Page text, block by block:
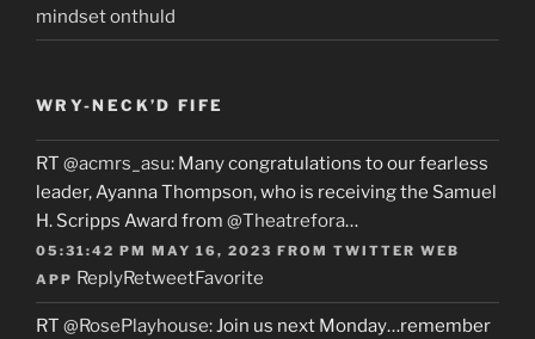
mindset onthuld
WRY-NECK’D FIFE
RT @acmrs_asu: Many congratulations to our fearless
leader, Ayanna Thompson, who is receiving the Samuel
H. Scripps Award from @Theatrefora…
05:31:42 PM MAY 16, 2023 FROM TWITTER WEB
APP ReplyRetweetFavorite
RT @RosePlayhouse: Join us next Monday…remember